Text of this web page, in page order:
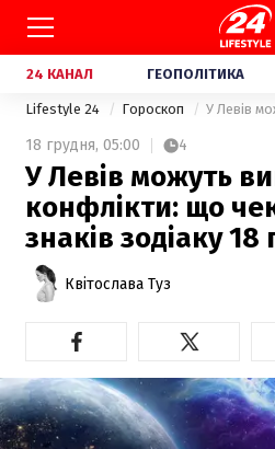
24 КАНАЛ ГЕОПОЛІТИКА
Lifestyle 24 Гороскоп
18 грудня, 05:00 4
У Левів можуть
конфлікти: що
знаків зодіаку 18
Квітослава Туз